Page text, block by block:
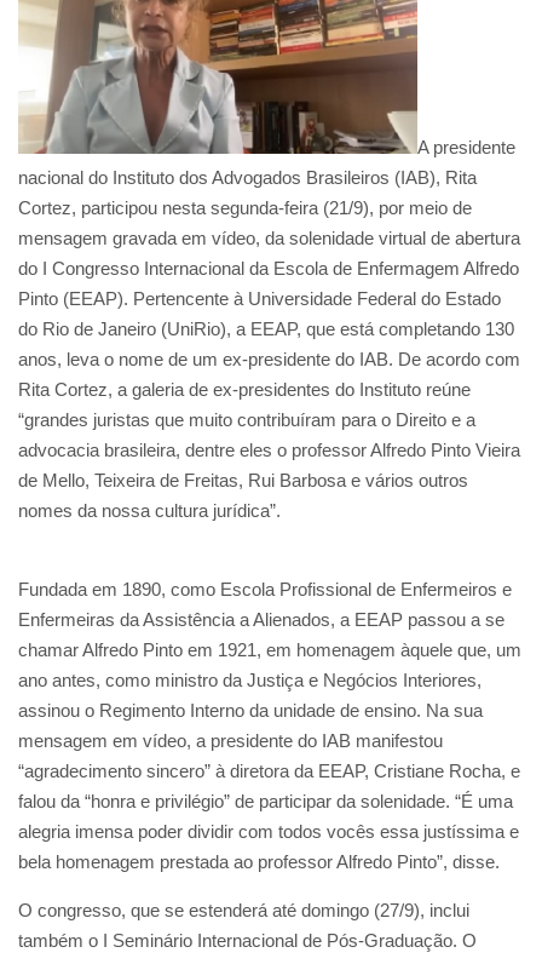
A presidente
nacional do Instituto dos Advogados Brasileiros (IAB), Rita
Cortez, participou nesta segunda-feira (21/9), por meio de
mensagem gravada em vídeo, da solenidade virtual de abertura
do I Congresso Internacional da Escola de Enfermagem Alfredo
Pinto (EEAP). Pertencente à Universidade Federal do Estado
do Rio de Janeiro (UniRio), a EEAP, que está completando 130
anos, leva o nome de um ex-presidente do IAB. De acordo com
Rita Cortez, a galeria de ex-presidentes do Instituto reúne
“grandes juristas que muito contribuíram para o Direito e a
advocacia brasileira, dentre eles o professor Alfredo Pinto Vieira
de Mello, Teixeira de Freitas, Rui Barbosa e vários outros
nomes da nossa cultura jurídica”.
Fundada em 1890, como Escola Profissional de Enfermeiros e
Enfermeiras da Assistência a Alienados, a EEAP passou a se
chamar Alfredo Pinto em 1921, em homenagem àquele que, um
ano antes, como ministro da Justiça e Negócios Interiores,
assinou o Regimento Interno da unidade de ensino. Na sua
mensagem em vídeo, a presidente do IAB manifestou
“agradecimento sincero” à diretora da EEAP, Cristiane Rocha, e
falou da “honra e privilégio” de participar da solenidade. “É uma
alegria imensa poder dividir com todos vocês essa justíssima e
bela homenagem prestada ao professor Alfredo Pinto”, disse.
O congresso, que se estenderá até domingo (27/9), inclui
também o I Seminário Internacional de Pós-Graduação. O